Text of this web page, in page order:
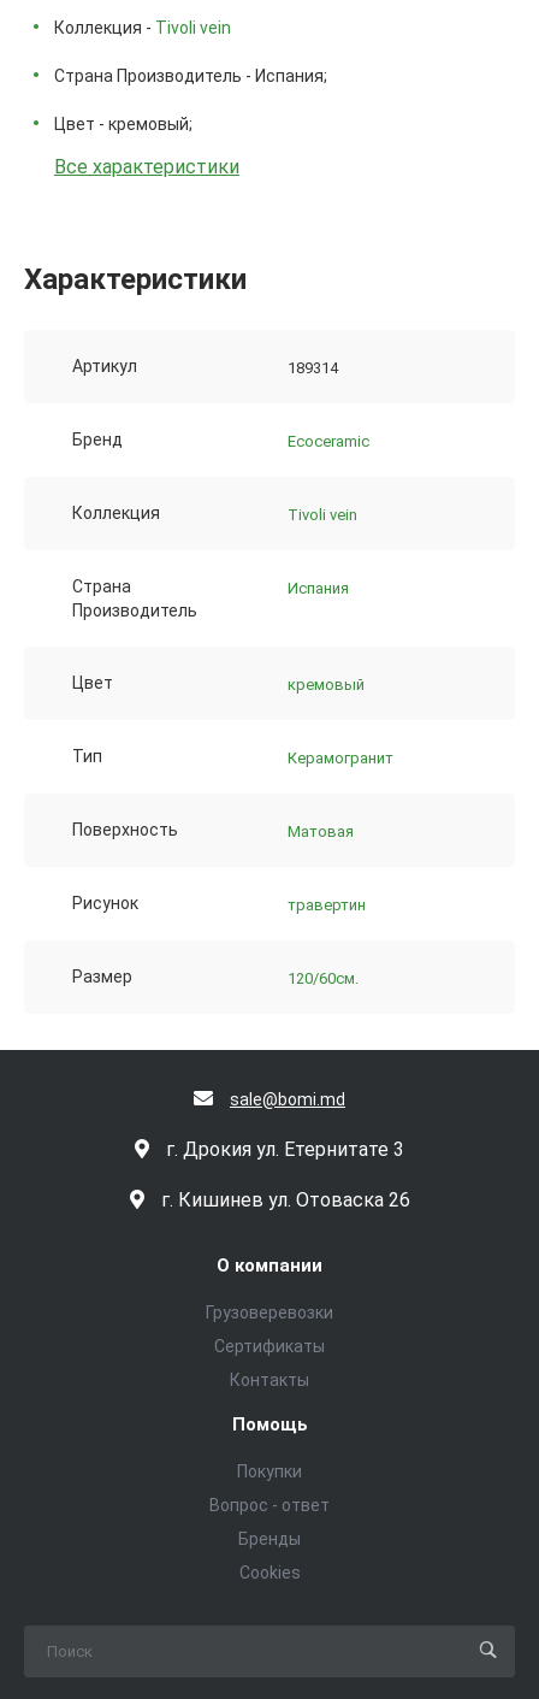
Коллекция - Tivoli vein
Страна Производитель - Испания;
Цвет - кремовый;
Все характеристики
Характеристики
Артикул 189314
Бренд Ecoceramic
Коллекция Tivoli vein
Страна
Производитель
Испания
Цвет кремовый
Тип Керамогранит
Поверхность Матовая
Рисунок травертин
Размер 120/60см.
sale@bomi.md
г. Дрокия ул. Етернитате 3
г. Кишинев ул. Отоваска 26
О компании
Грузоверевозки
Сертификаты
Контакты
Помощь
Покупки
Вопрос - ответ
Бренды
Cookies